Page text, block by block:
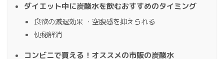
ダイエット中に炭酸水を飲むおすすめのタイミング
食欲の減退効果 ・空腹感を抑えられる
便秘解消
コンビニで買える！オススメの市販の炭酸水